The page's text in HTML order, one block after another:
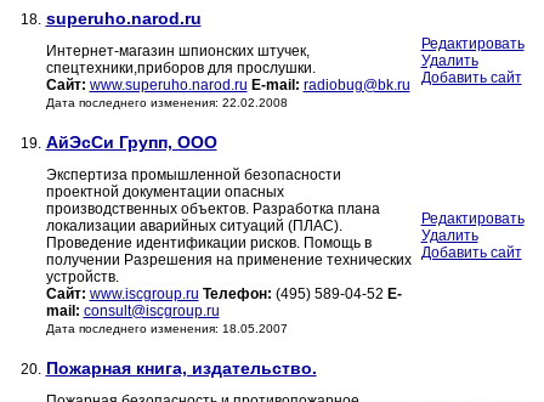
18. superuho.narod.ru
Интернет-магазин шпионских штучек,
спецтехники,приборов для прослушки.
Сайт: www.superuho.narod.ru E-mail: radiobug@bk.ru
Дата последнего изменения: 22.02.2008
Редактировать
Удалить
Добавить сайт
19. АйЭсСи Групп, ООО
Экспертиза промышленной безопасности
проектной документации опасных
производственных объектов. Разработка плана
локализации аварийных ситуаций (ПЛАС).
Проведение идентификации рисков. Помощь в
получении Разрешения на применение технических
устройств.
Сайт: www.iscgroup.ru Телефон: (495) 589-04-52 E-
mail: consult@iscgroup.ru
Дата последнего изменения: 18.05.2007
Редактировать
Удалить
Добавить сайт
20. Пожарная книга, издательство.